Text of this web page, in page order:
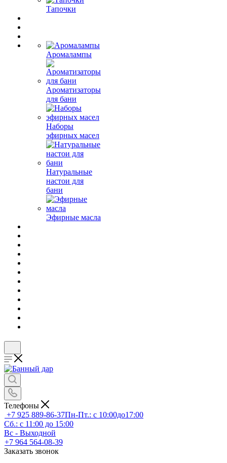
Тапочки
Аромалампы
Ароматизаторы
для бани
Наборы
эфирных масел
Натуральные
настои для
бани
Эфирные масла
Телефоны
+7 925 889-86-37Пн-Пт.: с 10:00до17:00
Сб.: с 11:00 до 15:00
Вс - Выходной
+7 964 564-08-39
Заказать звонок